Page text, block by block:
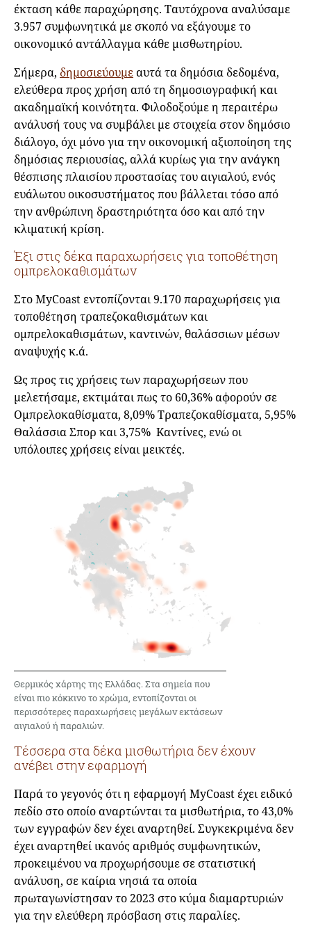
έκταση κάθε παραχώρησης. Ταυτόχρονα αναλύσαμε
3.957 συμφωνητικά με σκοπό να εξάγουμε το
οικονομικό αντάλλαγμα κάθε μισθωτηρίου.
Σήμερα, δημοσιεύουμεαυτά τα δημόσια δεδομένα,
ελεύθερα προς χρήση από τη δημοσιογραφική και
ακαδημαϊκή κοινότητα. Φιλοδοξούμε η περαιτέρω
ανάλυσή τους να συμβάλει με στοιχεία στον δημόσιο
διάλογο, όχι μόνο για την οικονομική αξιοποίηση της
δημόσιας περιουσίας, αλλά κυρίως για την ανάγκη
θέσπισης πλαισίου προστασίας του αιγιαλού, ενός
ευάλωτου οικοσυστήματος που βάλλεται τόσο από
την ανθρώπινη δραστηριότητα όσο και από την
κλιματική κρίση.
Έξι στις δέκα παραχωρήσεις για τοποθέτηση
ομπρελοκαθισμάτων
Στο MyCoast εντοπίζονται 9.170 παραχωρήσεις για
τοποθέτηση τραπεζοκαθισμάτων και
ομπρελοκαθισμάτων, καντινών, θαλάσσιων μέσων
αναψυχής κ.ά.
Ως προς τις χρήσεις των παραχωρήσεων που
μελετήσαμε, εκτιμάται πως το 60,36% αφορούν σε
Ομπρελοκαθίσματα, 8,09% Τραπεζοκαθίσματα, 5,95%
Θαλάσσια Σπορ και 3,75% Καντίνες, ενώ οι
υπόλοιπες χρήσεις είναι μεικτές.
Θερμικός χάρτης της Ελλάδας. Στα σημεία που
είναι πιο κόκκινο το χρώμα, εντοπίζονται οι
περισσότερες παραχωρήσεις μεγάλων εκτάσεων
αιγιαλού ή παραλιών.
Τέσσερα στα δέκα μισθωτήρια δεν έχουν
ανέβει στην εφαρμογή
Παρά το γεγονός ότι η εφαρμογή MyCoast έχει ειδικό
πεδίο στο οποίο αναρτώνται τα μισθωτήρια, το 43,0%
των εγγραφών δεν έχει αναρτηθεί. Συγκεκριμένα δεν
έχει αναρτηθεί ικανός αριθμός συμφωνητικών,
προκειμένου να προχωρήσουμε σε στατιστική
ανάλυση, σε καίρια νησιά τα οποία
πρωταγωνίστησαν το 2023 στο κύμα διαμαρτυριών
για την ελεύθερη πρόσβαση στις παραλίες.